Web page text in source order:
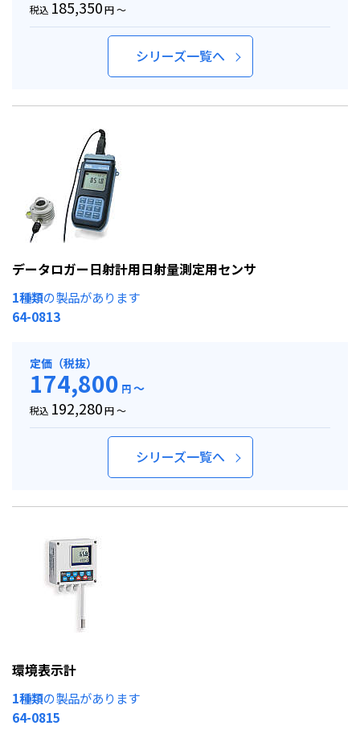
税込 185,350円 ～
シリーズ一覧へ
データロガー日射計用日射量測定用センサ
1種類の製品があります
64-0813
定価（税抜）
174,800 円～
税込 192,280円 ～
シリーズ一覧へ
環境表示計
1種類の製品があります
64-0815